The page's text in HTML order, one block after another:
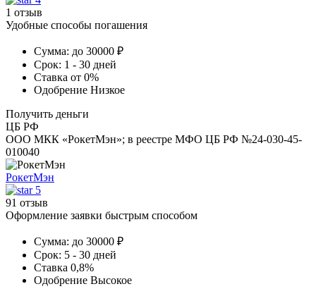
1 отзыв
Удобные способы погашения
Сумма: до 30000 ₽
Срок: 1 - 30 дней
Ставка от 0%
Одобрение Низкое
Получить деньги
ЦБ РФ
ООО МКК «РокетМэн»; в реестре МФО ЦБ РФ №24-030-45-
010040
РокетМэн
5
91 отзыв
Оформление заявки быстрым способом
Сумма: до 30000 ₽
Срок: 5 - 30 дней
Ставка 0,8%
Одобрение Высокое